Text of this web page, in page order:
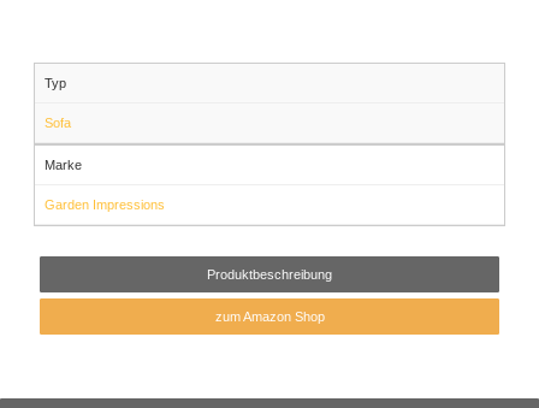
Typ
Sofa
Marke
Garden Impressions
Produktbeschreibung
zum Amazon Shop